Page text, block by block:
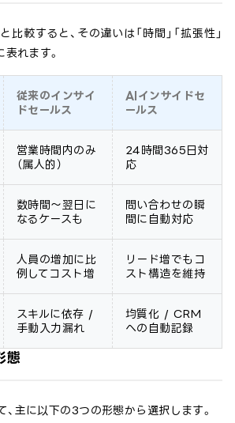
較すると、その違いは「時間」「拡張性」
表れます。
従来のインサイ
ドセールス
AIインサイドセ
ールス
営業時間内のみ
（属人的）
24時間365日対
応
数時間〜翌日に
なるケースも
問い合わせの瞬
間に自動対応
人員の増加に比
例してコスト増
リード増でもコ
スト構造を維持
スキルに依存 /
手動入力漏れ
均質化 / CRM
への自動記録
態
、主に以下の3つの形態から選択します。